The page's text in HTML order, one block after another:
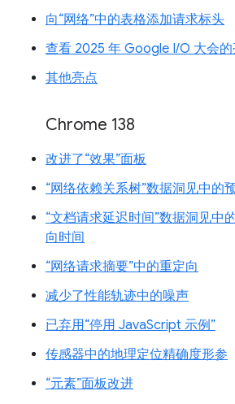
向“网络”中的表格添加请求标头
查看 2025 年 Google I/O 大会的
其他亮点
Chrome 138
改进了“效果”面板
“网络依赖关系树”数据洞见中的
“文档请求延迟时间”数据洞见中
向时间
“网络请求摘要”中的重定向
减少了性能轨迹中的噪声
已弃用“停用 JavaScript 示例”
传感器中的地理定位精确度形参
“元素”面板改进